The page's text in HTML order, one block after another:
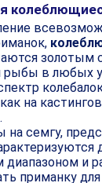
золотым
рыбы в любых
на
семгу,
и
приманку